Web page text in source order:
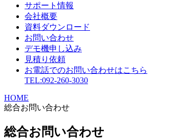
サポート情報
会社概要
資料ダウンロード
お問い合わせ
デモ機申し込み
見積り依頼
お電話でのお問い合わせはこちら
TEL:092-260-3030
HOME
総合お問い合わせ
総合お問い合わせ